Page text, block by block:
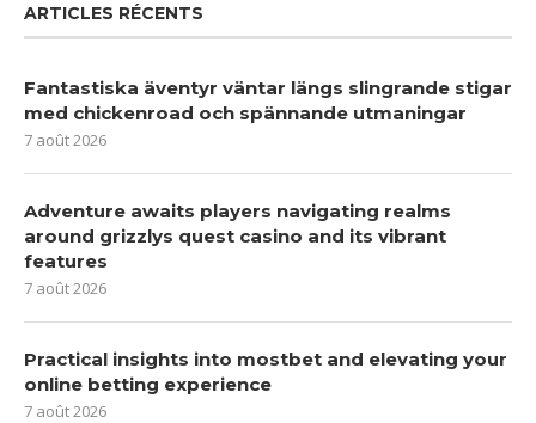
ARTICLES RÉCENTS
Fantastiska äventyr väntar längs slingrande stigar
med chickenroad och spännande utmaningar
7 août 2026
Adventure awaits players navigating realms
around grizzlys quest casino and its vibrant
features
7 août 2026
Practical insights into mostbet and elevating your
online betting experience
7 août 2026